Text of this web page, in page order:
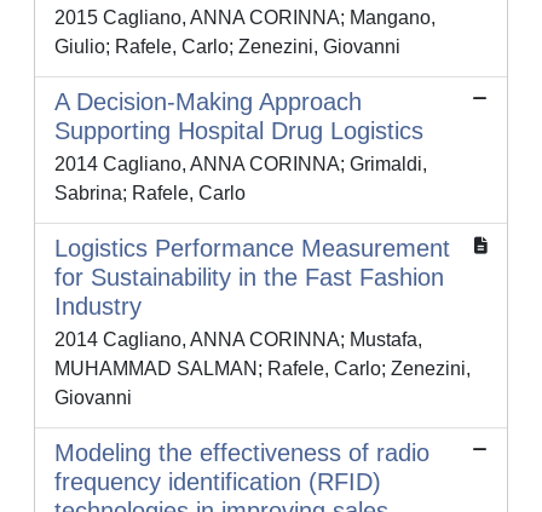
2015 Cagliano, ANNA CORINNA; Mangano,
Giulio; Rafele, Carlo; Zenezini, Giovanni
A Decision‐Making Approach
Supporting Hospital Drug Logistics
2014 Cagliano, ANNA CORINNA; Grimaldi,
Sabrina; Rafele, Carlo
Logistics Performance Measurement
for Sustainability in the Fast Fashion
Industry
2014 Cagliano, ANNA CORINNA; Mustafa,
MUHAMMAD SALMAN; Rafele, Carlo; Zenezini,
Giovanni
Modeling the effectiveness of radio
frequency identification (RFID)